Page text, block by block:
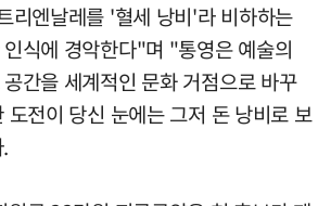
리엔날레를 '혈세 낭비'라 비하하는
식에 경악한다"며 "통영은 예술의
간을 세계적인 문화 거점으로 바꾸
도전이 당신 눈에는 그저 돈 낭비로 보